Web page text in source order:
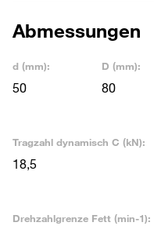
Abmessungen
d (mm):
50
D (mm):
80
Tragzahl dynamisch C (kN):
18,5
Drehzahlgrenze Fett (min-1):